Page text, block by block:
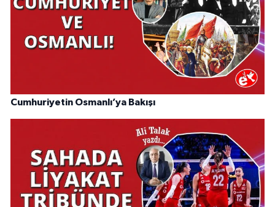
Cumhuriyetin Osmanlı’ya Bakışı